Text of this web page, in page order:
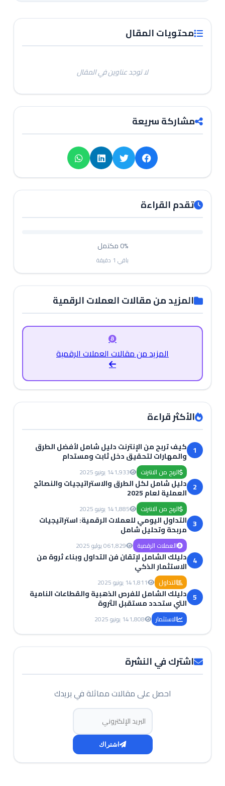
محتويات المقال
لا توجد عناوين في المقال
مشاركة سريعة
تقدم القراءة
0%مكتمل
باقي 1 دقيقة
المزيد من مقالات العملات الرقمية
المزيد من مقالات العملات الرقمية
الأكثر قراءة
1 كيف تربح من الإنترنت دليل شامل لأفضل الطرق
والمهارات لتحقيق دخل ثابت ومستدام
الربح من الانترنت 1,93314 يونيو 2025
2 دليل شامل لكل الطرق والاستراتيجيات والنصائح
العملية لعام 2025
الربح من الانترنت 1,88514 يونيو 2025
3 التداول اليومي للعملات الرقمية: استراتيجيات
مربحة وتحليل شامل
العملات الرقمية 1,82906 يوليو 2025
4 دليلك الشامل لإتقان فن التداول وبناء ثروة من
الاستثمار الذكي
التداول 1,81114 يونيو 2025
5 دليلك الشامل للفرص الذهبية والقطاعات النامية
التي ستحدد مستقبل الثروة
الاستثمار 1,80814 يونيو 2025
اشترك في النشرة
احصل على مقالات مماثلة في بريدك
البريد الإلكتروني
اشتراك